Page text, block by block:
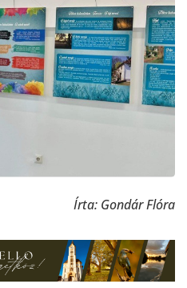
Írta: Gondár Flóra